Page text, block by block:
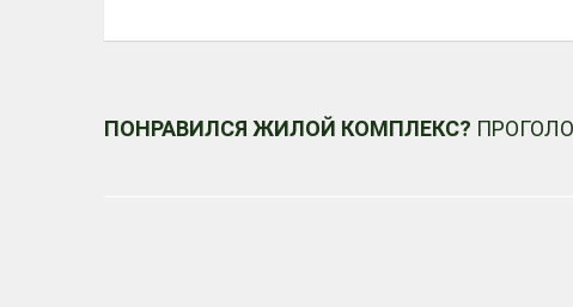
ПОНРАВИЛСЯ ЖИЛОЙ КОМПЛЕКС?